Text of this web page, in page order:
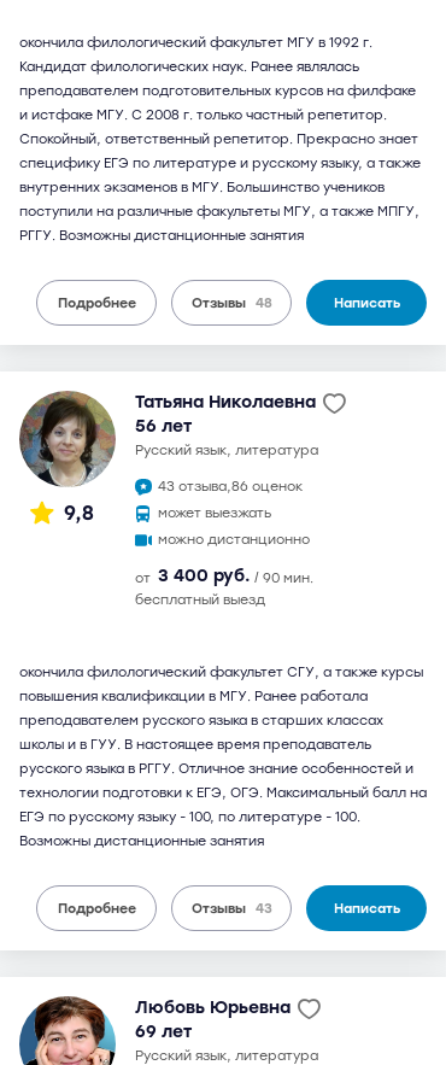
окончила филологический факультет МГУ в 1992 г.
Кандидат филологических наук. Ранее являлась
преподавателем подготовительных курсов на филфаке
и истфаке МГУ. С 2008 г. только частный репетитор.
Спокойный, ответственный репетитор. Прекрасно знает
специфику ЕГЭ по литературе и русскому языку, а также
внутренних экзаменов в МГУ. Большинство учеников
поступили на различные факультеты МГУ, а также МПГУ,
РГГУ. Возможны дистанционные занятия
Подробнее Отзывы 48 Написать
9,8
Татьяна Николаевна
56 лет
русский язык, литература
43 отзыва,86 оценок
может выезжать
можно дистанционно
от 3 400 руб. / 90 мин.
бесплатный выезд
окончила филологический факультет СГУ, а также курсы
повышения квалификации в МГУ. Ранее работала
преподавателем русского языка в старших классах
школы и в ГУУ. В настоящее время преподаватель
русского языка в РГГУ. Отличное знание особенностей и
технологии подготовки к ЕГЭ, ОГЭ. Максимальный балл на
ЕГЭ по русскому языку - 100, по литературе - 100.
Возможны дистанционные занятия
Подробнее Отзывы 43 Написать
Любовь Юрьевна
69 лет
русский язык, литература